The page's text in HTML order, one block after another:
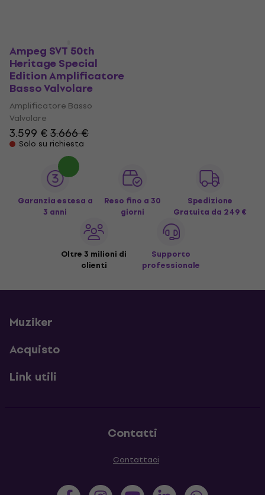
Ampeg SVT 50th
Heritage Special
Edition Amplificatore
Basso Valvolare
Amplificatore Basso
Valvolare
3.599 €3.666 €
Solo su richiesta
Garanzia estesa a
3 anni
Reso fino a 30
giorni
Spedizione
Gratuita da 249 €
Oltre 3 milioni di
clienti
Supporto
professionale
Muziker
Acquisto
Link utili
Contatti
Contattaci